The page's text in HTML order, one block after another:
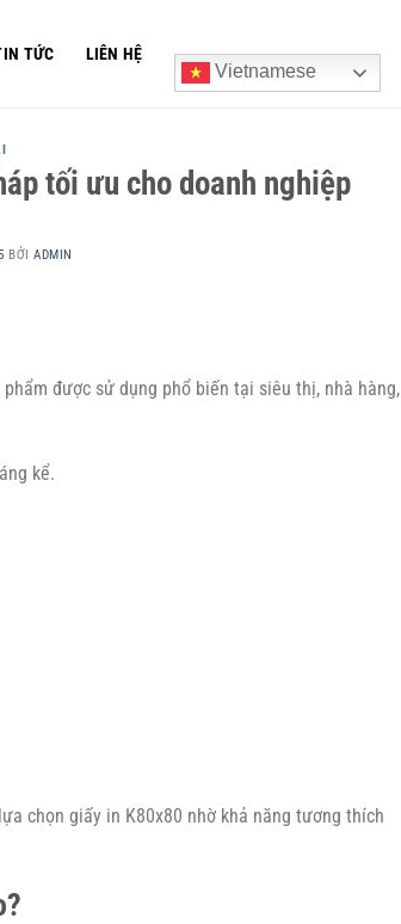
TỨC
LIÊN HỆ
Vietnamese
tối ưu cho doanh nghiệp
BỞIADMIN
được sử dụng phổ biến tại siêu thị, nhà hàng,
kể.
chọn giấy in K80x80 nhờ khả năng tương thích